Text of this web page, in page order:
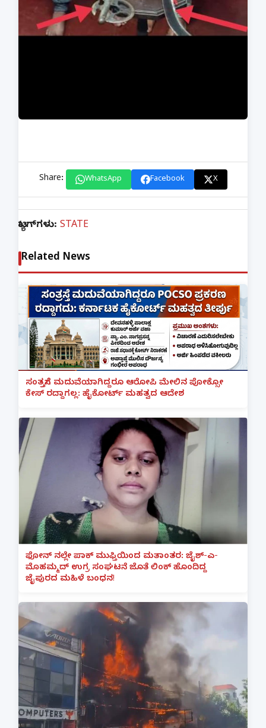
Share: WhatsApp Facebook X
ಟ್ಯಾಗ್‌ಗಳು: STATE
Related News
ಸಂತ್ರಸ್ತೆಗೆ ಮದುವೆಯಾಗಿದ್ದರೂ ಆರೋಪಿ ಮೇಲಿನ ಪೋಕ್ಸೋ
ಕೇಸ್ ರದ್ದಾಗಲ್ಲ: ಹೈಕೋರ್ಟ್ ಮಹತ್ವದ ಆದೇಶ
ಫೋನ್ ನಲ್ಲೇ ಪಾಕ್ ಮುಫ್ತಿಯಿಂದ ಮತಾಂತರ: ಜೈಶ್-ಎ-
ಮೊಹಮ್ಮದ್ ಉಗ್ರ ಸಂಘಟನೆ ಜೊತೆ ಲಿಂಕ್ ಹೊಂದಿದ್ದ
ಜೈಪುರದ ಮಹಿಳೆ ಬಂಧನ!